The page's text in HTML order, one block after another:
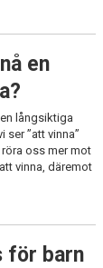
en
långsiktiga
ser ”att vinna”
röra oss mer mot
vinna, däremot
för barn